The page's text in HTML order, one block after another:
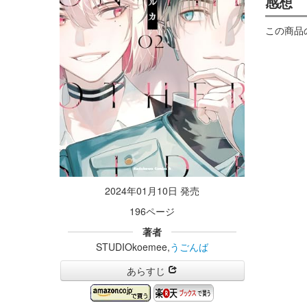
2024年01月10日 発売
196ページ
著者
STUDIOkoemee,うごんば
あらすじ
この商品